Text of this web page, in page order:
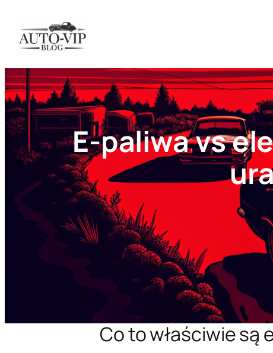
treści
E-paliwa vs
Co to właściwie są